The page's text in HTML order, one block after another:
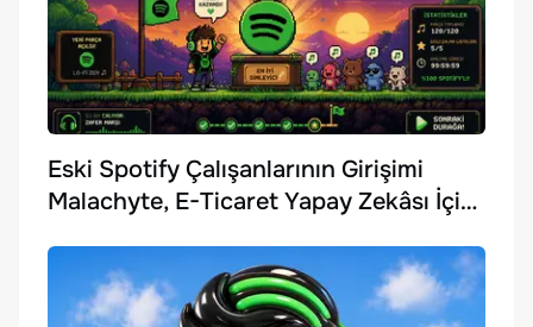
Eski Spotify Çalışanlarının Girişimi
Malachyte, E-Ticaret Yapay Zekâsı İçin